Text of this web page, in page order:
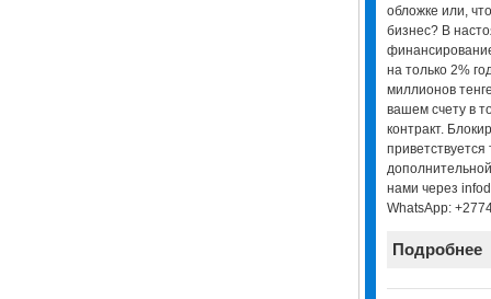
обложке или,
бизнес? В
на только 2%
миллионов
вашем счету в
контракт.
нами через
WhatsApp:
Подробнее